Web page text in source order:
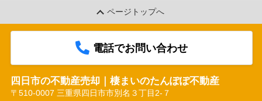
ページトップへ
電話でお問い合わせ
四日市の不動産売却｜棲まいのたんぽぽ不動産
〒510-0007 三重県四日市市別名３丁目2-７